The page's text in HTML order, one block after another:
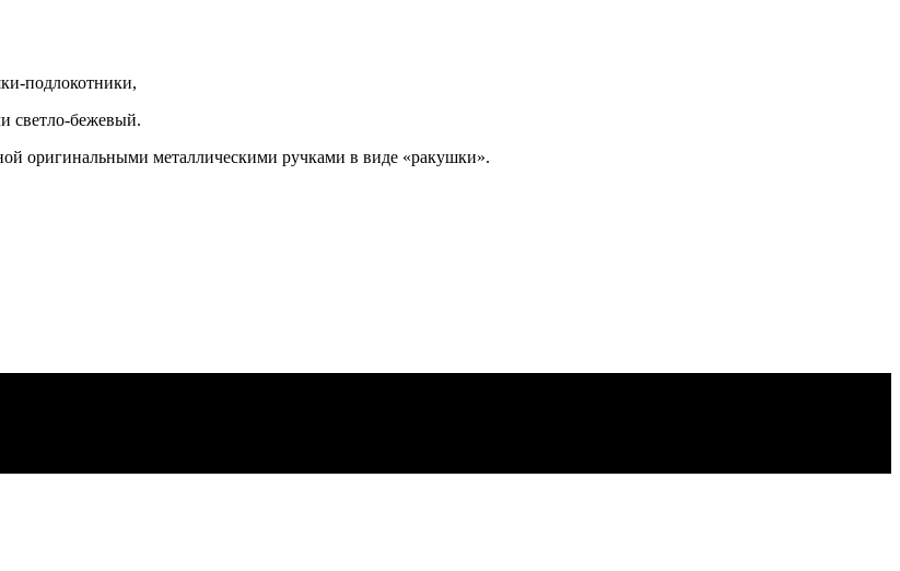
подлокотники,
светло-бежевый.
оригинальными металлическими ручками в виде «ракушки».